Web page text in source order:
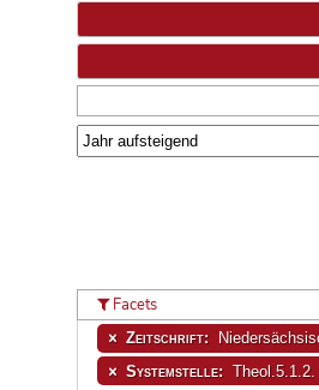
Facets
Zeitschrift:
Systemstelle: Theol.5.1.2.